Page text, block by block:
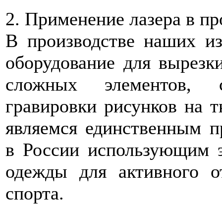
2. Применение лазера в
В производстве наших
оборудование для
сложных элементов,
гравировки рисунков
являемся единственным
в России использующим
одежды для активного
спорта.